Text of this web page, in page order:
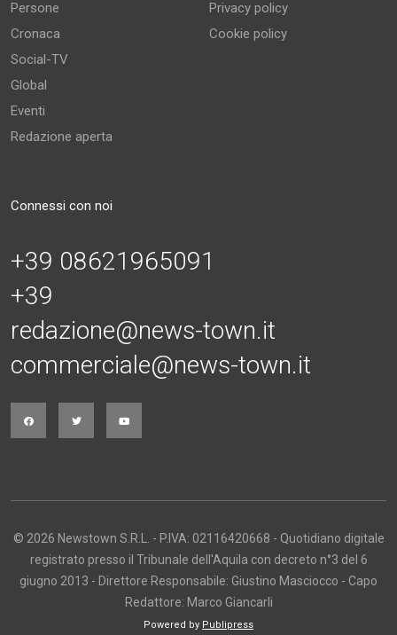
Persone
Cronaca
Social-TV
Global
Eventi
Redazione aperta
Privacy policy
Cookie policy
Connessi con noi
+39 08621965091
+39
redazione@news-town.it
commerciale@news-town.it
© 2026 Newstown S.R.L. - P.IVA: 02116420668 - Quotidiano digitale
registrato presso il Tribunale dell'Aquila con decreto n°3 del 6
giugno 2013 - Direttore Responsabile: Giustino Masciocco - Capo
Redattore: Marco Giancarli
Powered by Publipress